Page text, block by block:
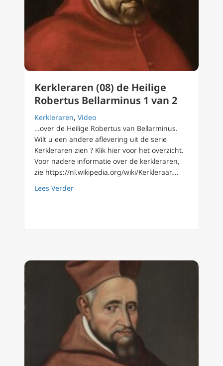
Kerkleraren (08) de Heilige
Robertus Bellarminus 1 van 2
Kerkleraren, Video
…over de Heilige Robertus van Bellarminus.
Wilt u een andere aflevering uit de serie
Kerkleraren zien ? Klik hier voor het overzicht.
Voor nadere informatie over de kerkleraren,
zie https://nl.wikipedia.org/wiki/Kerkleraar….
Lees Verderabout Kerkleraren (08) de Heilige Robertus